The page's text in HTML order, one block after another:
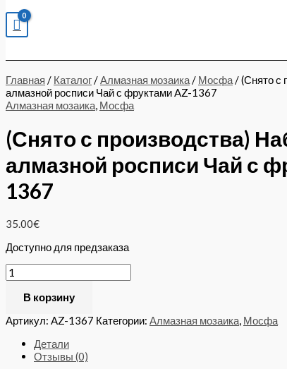
Главная / Каталог/Алмазная мозаика/ Мосфа/ (Снято с
алмазной росписи Чай с фруктами AZ-1367
Алмазная мозаика, Мосфа
(Снято с производства)
алмазной росписи Чай с
1367
35.00€
Доступно для предзаказа
В корзину
Артикул: AZ-1367 Категории: Алмазная мозаика, Мосфа
Детали
Отзывы (0)